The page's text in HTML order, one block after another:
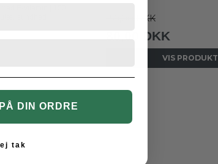
sundhed
159,00 DKK
80,00 DKK
VIS PRODUKT
DIN ORDRE
tak